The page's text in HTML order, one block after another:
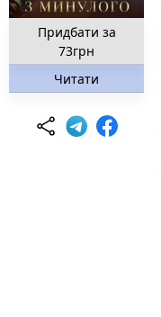
Придбати за
73грн
Читати